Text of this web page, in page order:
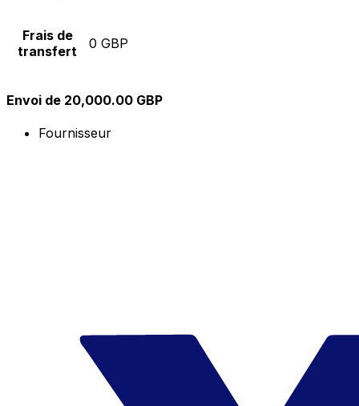
Frais de
transfert
0 GBP
Envoi de 20,000.00 GBP
Fournisseur